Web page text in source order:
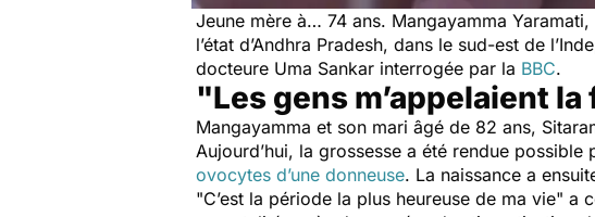
Jeune mère à… 74 ans. Mangayamma
l’état d’Andhra Pradesh, dans le sud-est de
docteure Uma Sankar interrogée par la BBC.
"Les gens m’appelaient
Mangayamma et son mari âgé de 82 ans,
Aujourd’hui, la grossesse a été rendue
ovocytes d’une donneuse. La naissance a
"C’est la période la plus heureuse de ma vie" a